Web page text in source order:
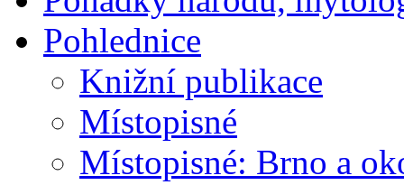
Pohlednice
Knižní publikace
Místopisné
Místopisné: Brno a